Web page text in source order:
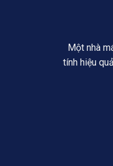
Một nhà
tính hiệu